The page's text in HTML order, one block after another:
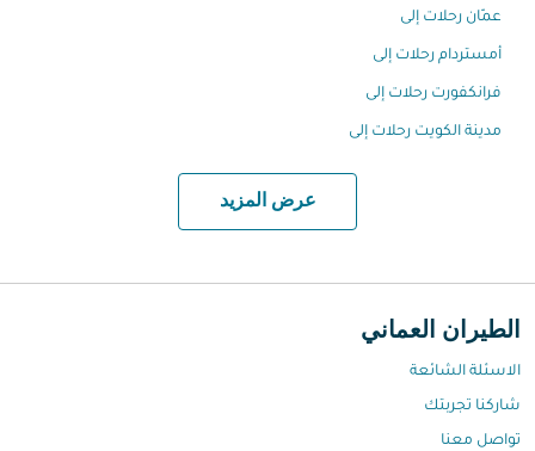
عمّان رحلات إلى
أمستردام رحلات إلى
فرانكفورت رحلات إلى
مدينة الكويت رحلات إلى
عرض المزيد
الطيران العماني
الاسئلة الشائعة
شاركنا تجربتك
تواصل معنا